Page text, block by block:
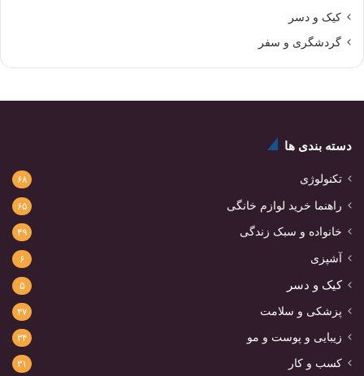
کیک و دسر
گردشگری و سفر
دسته بندی ها
تکنولوژی ۶۸
راهنما خرید لوازم خانگی ۶۵
خانواده و سبک زندگی ۴۹
آشپزی ۶
کیک و دسر ۵
پزشکی و سلامت ۴۷
زیبایی و پوست و مو ۳۴
کسب و کار ۳۱